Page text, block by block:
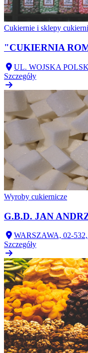
Cukiernie i sklepy
"CUKIERNIA
UL. WOJSKA
Szczegóły
Wyroby cukiernicze
G.B.D. JAN
WARSZAWA, 02-
Szczegóły